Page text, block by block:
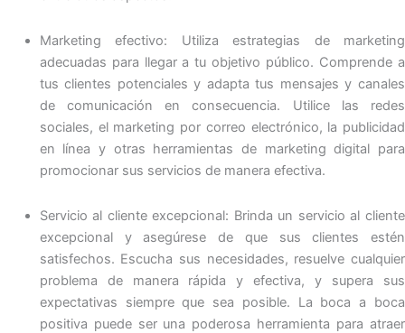
Marketing efectivo: Utiliza estrategias de marketing
adecuadas para llegar a tu objetivo público. Comprende a
tus clientes potenciales y adapta tus mensajes y canales
de comunicación en consecuencia. Utilice las redes
sociales, el marketing por correo electrónico, la publicidad
en línea y otras herramientas de marketing digital para
promocionar sus servicios de manera efectiva.
Servicio al cliente excepcional: Brinda un servicio al cliente
excepcional y asegúrese de que sus clientes estén
satisfechos. Escucha sus necesidades, resuelve cualquier
problema de manera rápida y efectiva, y supera sus
expectativas siempre que sea posible. La boca a boca
positiva puede ser una poderosa herramienta para atraer